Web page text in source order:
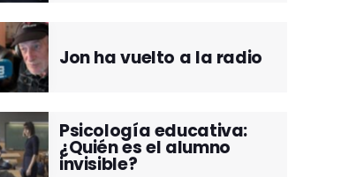
Jon ha vuelto a la radio
Psicología educativa:
¿Quién es el alumno
invisible?